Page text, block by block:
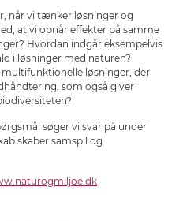
når vi tænker løsninger og
at vi opnår effekter på samme
Hvordan indgår eksempelvis
i løsninger med naturen?
løsninger, der
som også giver
søger vi svar på under
skaber samspil og